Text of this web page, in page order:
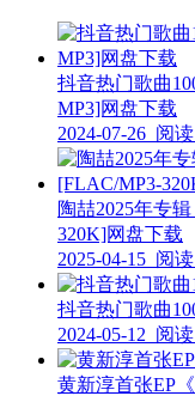
抖音热门歌曲
MP3]网盘下载
2024-07-26 阅读
陶喆2025年专
320K]网盘下载
2025-04-15 阅读
抖音热门歌曲
2024-05-12 阅读
黄新淳首张EP